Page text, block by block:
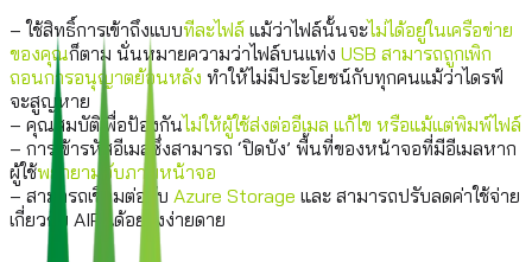
– ใช้สิทธิ์การเข้าถึงแบบทีละไฟล์ แม้ว่าไฟล์นั้นจะไม่ได้อยู่ในเครือข่าย
ของคุณก็ตาม นั่นหมายความว่าไฟล์บนแท่ง USB สามารถถูกเพิก
ถอนการอนุญาตย้อนหลัง ทำให้ไม่มีประโยชน์กับทุกคนแม้ว่าไดรฟ์
จะสูญหาย
– คุณสมบัติเพื่อป้องกันไม่ให้ผู้ใช้ส่งต่ออีเมล แก้ไข หรือแม้แต่พิมพ์ไฟล์
– การเข้ารหัสอีเมลซึ่งสามารถ ‘ปิดบัง’ พื้นที่ของหน้าจอที่มีอีเมลหาก
ผู้ใช้พยายามจับภาพหน้าจอ
– สามารถเชื่อมต่อกับ Azure Storage และ สามารถปรับลดค่าใช้จ่าย
เกี่ยวกับ AIP ได้อย่างง่ายดาย